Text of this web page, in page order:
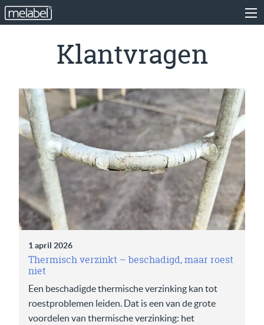
Klantvragen
1 april 2026
Thermisch verzinkt – beschadigd, maar roest
niet
Een beschadigde thermische verzinking kan tot
roestproblemen leiden. Dat is een van de grote
voordelen van thermische verzinking: het